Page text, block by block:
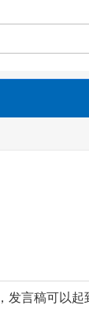
言稿可以